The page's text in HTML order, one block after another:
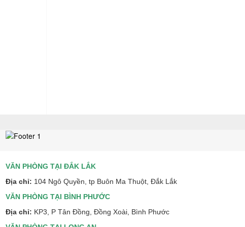
VĂN PHÒNG TẠI ĐẮK LẮK
Địa chỉ: 104 Ngô Quyền, tp Buôn Ma Thuột, Đắk Lắk
VĂN PHÒNG TẠI BÌNH PHƯỚC
Địa chỉ: KP3, P Tân Đồng, Đồng Xoài, Bình Phước